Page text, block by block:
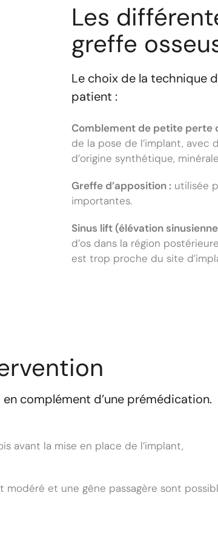
Les
greffe
Le choix de la technique
patient :
Comblement de petite perte
de la pose de l’implant, avec
d’origine synthétique,
Greffe d’apposition :utilisée
importantes.
Sinus lift (élévation
d’os dans la région
est trop proche du site
complément d’une prémédication.
avant la mise en place de l’implant,
et une gêne passagère sont